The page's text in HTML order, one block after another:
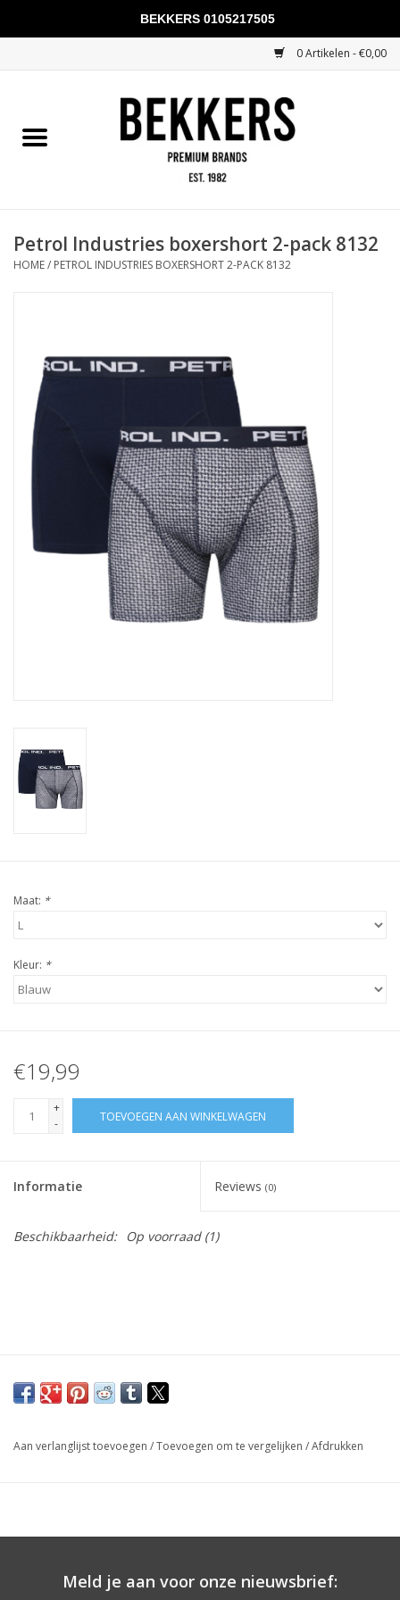
0 Artikelen - €0,00
Mannen
KADOBONNEN
Petrol Industries boxershort 2-pack 8132
HOME/ PETROL INDUSTRIES BOXERSHORT 2-PACK 8132
Maat: *
Kleur: *
€19,99
+
-
TOEVOEGEN AAN WINKELWAGEN
Informatie Reviews (0)
Beschikbaarheid: Op voorraad(1)
Aan verlanglijst toevoegen /Toevoegen om te vergelijken /Afdrukken
Meld je aan voor onze nieuwsbrief:
BEKKERS 0105217505